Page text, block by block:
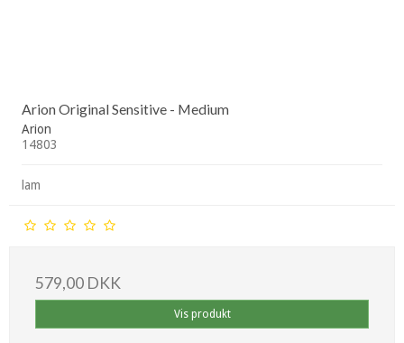
Arion Original Sensitive - Medium
Arion
14803
lam
579,00 DKK
Vis produkt